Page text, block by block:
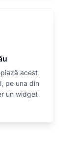
acest
pe una din
un widget